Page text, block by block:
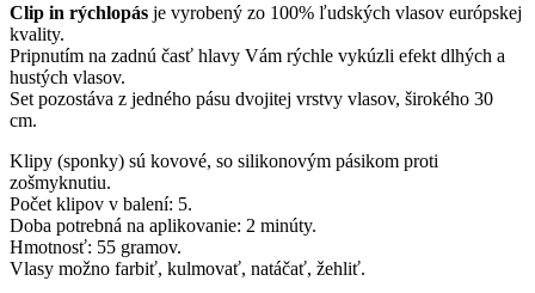
Clip in rýchlopás je vyrobený zo 100% ľudských vlasov európskej
kvality.
Pripnutím na zadnú časť hlavy Vám rýchle vykúzli efekt dlhých a
hustých vlasov.
Set pozostáva z jedného pásu dvojitej vrstvy vlasov, širokého 30
cm.
Klipy (sponky) sú kovové, so silikonovým pásikom proti
zošmyknutiu.
Počet klipov v balení: 5.
Doba potrebná na aplikovanie: 2 minúty.
Hmotnosť: 55 gramov.
Vlasy možno farbiť, kulmovať, natáčať, žehliť.